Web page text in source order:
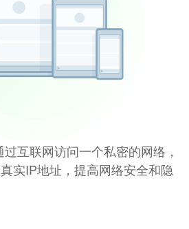
互联网访问一个私密的网络，
实IP地址，提高网络安全和隐